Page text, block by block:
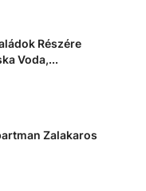
Részére
Voda,...
Zalakaros